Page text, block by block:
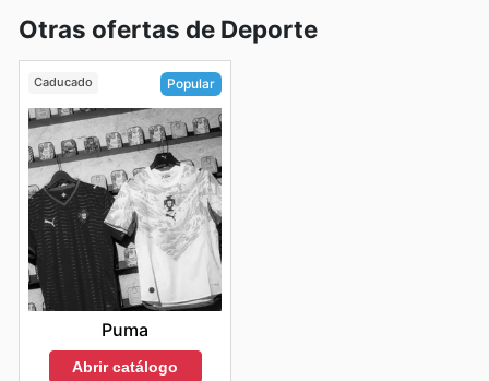
Otras ofertas de Deporte
Caducado Popular
Puma
Abrir catálogo